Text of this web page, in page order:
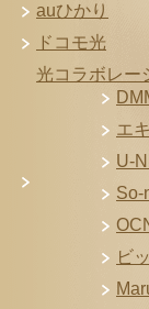
auひかり
ドコモ光
光コラボレー
エ
U-
So-
ビ